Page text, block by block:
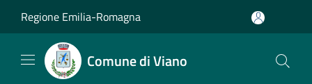
Regione Emilia-Romagna
Comune di Viano